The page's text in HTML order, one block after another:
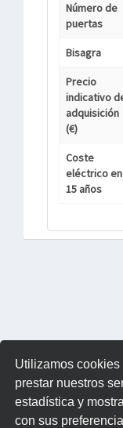
Utilizamos
prestar nuestros
estadística y
con sus
Número de
puertas
Bisagra
Precio
indicativo
adquisición
(€)
Coste
eléctrico en
15 años